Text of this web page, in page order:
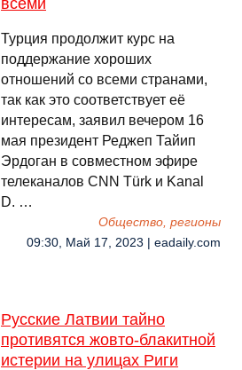
всеми
Турция продолжит курс на
поддержание хороших
отношений со всеми странами,
так как это соответствует еë
интересам, заявил вечером 16
мая президент Реджеп Тайип
Эрдоган в совместном эфире
телеканалов CNN Türk и Kanal
D. …
Общество, регионы
09:30, Май 17, 2023 | eadaily.com
Русские Латвии тайно
противятся жовто-блакитной
истерии на улицах Риги